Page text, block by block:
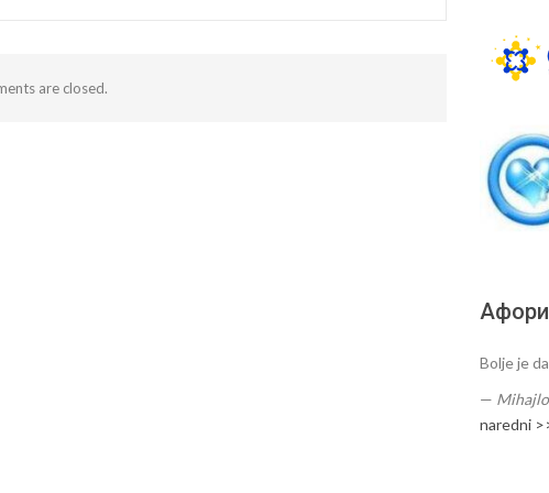
are closed.
Bolje je
—
naredni